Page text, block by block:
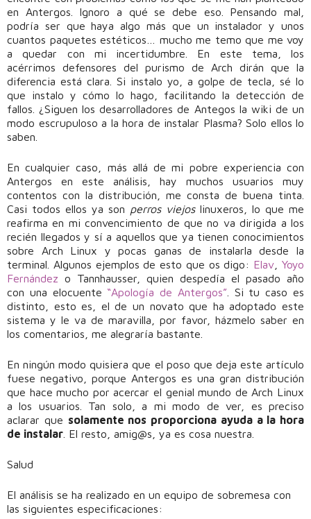
en Antergos. Ignoro a qué se debe eso. Pensando mal,
podría ser que haya algo más que un instalador y unos
cuantos paquetes estéticos… mucho me temo que me voy
a quedar con mi incertidumbre. En este tema, los
acérrimos defensores del purismo de Arch dirán que la
diferencia está clara. Si instalo yo, a golpe de tecla, sé lo
que instalo y cómo lo hago, facilitando la detección de
fallos. ¿Siguen los desarrolladores de Antegos la wiki de un
modo escrupuloso a la hora de instalar Plasma? Solo ellos lo
saben.
En cualquier caso, más allá de mi pobre experiencia con
Antergos en este análisis, hay muchos usuarios muy
contentos con la distribución, me consta de buena tinta.
Casi todos ellos ya son perros viejos linuxeros, lo que me
reafirma en mi convencimiento de que no va dirigida a los
recién llegados y sí a aquellos que ya tienen conocimientos
sobre Arch Linux y pocas ganas de instalarla desde la
terminal. Algunos ejemplos de esto que os digo: Elav ,Yoyo
Fernández o Tannhausser, quien despedía el pasado año
con una elocuente “Apología de Antergos”. Si tu caso es
distinto, esto es, el de un novato que ha adoptado este
sistema y le va de maravilla, por favor, házmelo saber en
los comentarios, me alegraría bastante.
En ningún modo quisiera que el poso que deja este artículo
fuese negativo, porque Antergos es una gran distribución
que hace mucho por acercar el genial mundo de Arch Linux
a los usuarios. Tan solo, a mi modo de ver, es preciso
aclarar que solamente nos proporciona ayuda a la hora
de instalar . El resto, amig@s, ya es cosa nuestra.
Salud
El análisis se ha realizado en un equipo de sobremesa con
las siguientes especificaciones: